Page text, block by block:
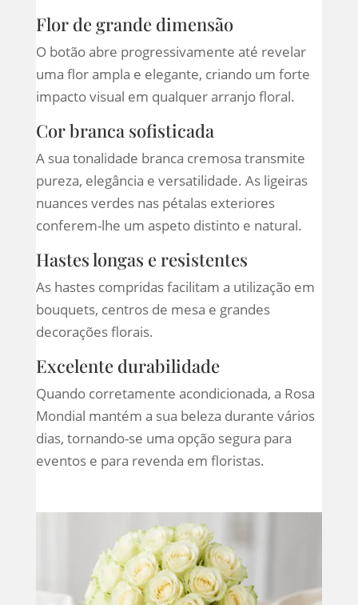
Flor de grande dimensão
O botão abre progressivamente até revelar
uma flor ampla e elegante, criando um forte
impacto visual em qualquer arranjo floral.
Cor branca sofisticada
A sua tonalidade branca cremosa transmite
pureza, elegância e versatilidade. As ligeiras
nuances verdes nas pétalas exteriores
conferem-lhe um aspeto distinto e natural.
Hastes longas e resistentes
As hastes compridas facilitam a utilização em
bouquets, centros de mesa e grandes
decorações florais.
Excelente durabilidade
Quando corretamente acondicionada, a Rosa
Mondial mantém a sua beleza durante vários
dias, tornando-se uma opção segura para
eventos e para revenda em floristas.